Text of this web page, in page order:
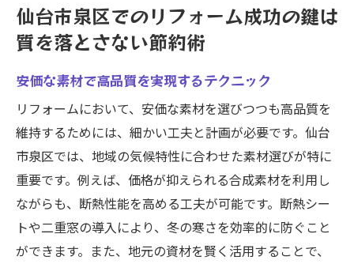
仙台市泉区でのリフォーム成功の鍵は
質を落とさない節約術
安価な素材で高品質を実現するテクニック
リフォームにおいて、安価な素材を選びつつも高品質を
維持するためには、細かい工夫と計画が必要です。仙台
市泉区では、地域の気候特性に合わせた素材選びが特に
重要です。例えば、価格が抑えられる合成素材を利用し
ながらも、断熱性能を高める工夫が可能です。断熱シー
トや二重窓の導入により、冬の寒さを効率的に防ぐこと
ができます。また、地元の資材を賢く活用することで、